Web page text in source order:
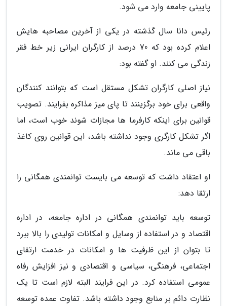
پایینی جامعه وارد می شود.
رئیس دانا سال گذشته در یکی از آخرین مصاحبه هایش
اعلام کرده بود که 70 درصد از کارگران ایرانی زیر خط فقر
زندگی می کنند. او گفته بود:
نیاز اصلی کارگران تشکل مستقل است که بتوانند کنندگان
واقعی برای خود برگزینند تا پای میز مذاکره بفرایند. تصویب
قوانین برای اینکه کارفرما ها مجازات شوند خوب است، اما
اگر تشکل کارگری وجود نداشته باشد، این قوانین روی کاغذ
باقی می ماند.
او اعتقاد داشت که توسعه می بایست توانمندی همگانی را
ارتقا دهد:
توسعه باید توانمندی همگانی در اداره جامعه، در اداره
اقتصاد و در استفاده از وسایل و امکانات تولیدی را بالا ببرد
تا بتوان از این ظرفیت ها و امکانات در خدمت ارتقای
اجتماعی، فرهنگی، سیاسی و اقتصادی و نیز افزایش رفاه
عمومی استفاده کرد. در این فرایند البته لازم است تا یک
نظارت دائم بر منابع وجود داشته باشد. تفاوت عمده توسعه